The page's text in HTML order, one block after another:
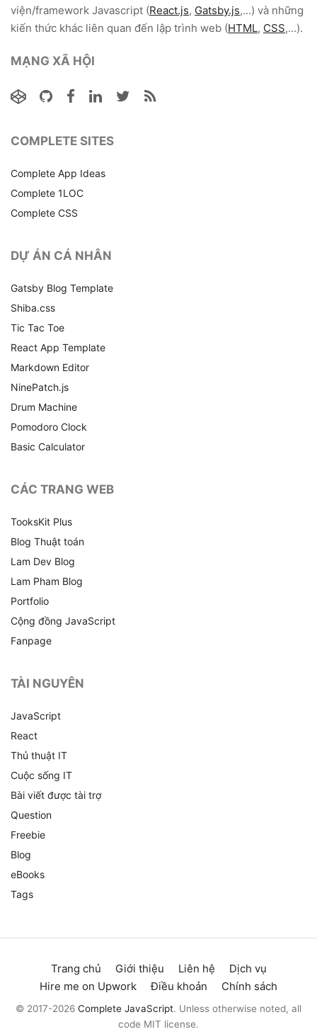
viện/framework Javascript (React.js, Gatsby.js,...) và những
kiến thức khác liên quan đến lập trình web (HTML, CSS,...).
MẠNG XÃ HỘI
COMPLETE SITES
Complete App Ideas
Complete 1LOC
Complete CSS
DỰ ÁN CÁ NHÂN
Gatsby Blog Template
Shiba.css
Tic Tac Toe
React App Template
Markdown Editor
NinePatch.js
Drum Machine
Pomodoro Clock
Basic Calculator
CÁC TRANG WEB
TooksKit Plus
Blog Thuật toán
Lam Dev Blog
Lam Pham Blog
Portfolio
Cộng đồng JavaScript
Fanpage
TÀI NGUYÊN
JavaScript
React
Thủ thuật IT
Cuộc sống IT
Bài viết được tài trợ
Question
Freebie
Blog
eBooks
Tags
Trang chủ Giới thiệu Liên hệ
Dịch vụ
Hire me on Upwork
Điều khoản Chính sách
© 2017-2026 Complete JavaScript. Unless otherwise noted, all
code MIT license.